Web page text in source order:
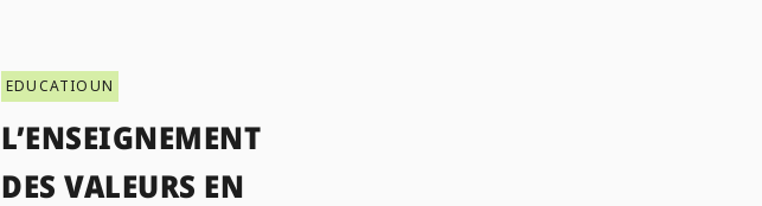
EDUCATIOUN
L’ENSEIGNEMENT
DES VALEURS EN